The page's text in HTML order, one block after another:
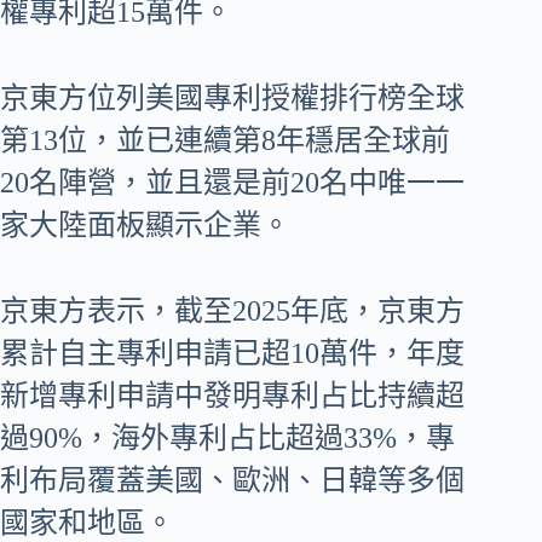
權專利超15萬件。
京東方位列美國專利授權排行榜全球
第13位，並已連續第8年穩居全球前
20名陣營，並且還是前20名中唯一一
家大陸面板顯示企業。
京東方表示，截至2025年底，京東方
累計自主專利申請已超10萬件，年度
新增專利申請中發明專利占比持續超
過90%，海外專利占比超過33%，專
利布局覆蓋美國、歐洲、日韓等多個
國家和地區。